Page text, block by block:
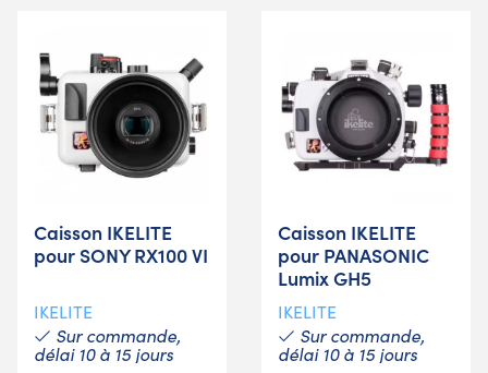
Caisson IKELITE
pour SONY RX100 VI
IKELITE
Sur commande,
délai 10 à 15 jours
Caisson IKELITE
pour PANASONIC
Lumix GH5
IKELITE
Sur commande,
délai 10 à 15 jours